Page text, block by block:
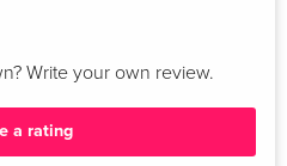
Write your own review.
a rating